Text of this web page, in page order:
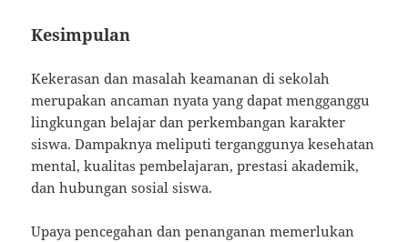
Kesimpulan
Kekerasan dan masalah keamanan di sekolah
merupakan ancaman nyata yang dapat mengganggu
lingkungan belajar dan perkembangan karakter
siswa. Dampaknya meliputi terganggunya kesehatan
mental, kualitas pembelajaran, prestasi akademik,
dan hubungan sosial siswa.
Upaya pencegahan dan penanganan memerlukan